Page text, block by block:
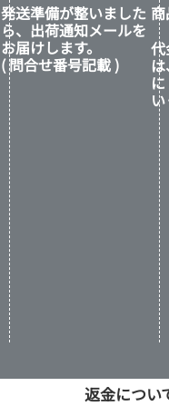
発送準備が整いました
ら、出荷通知メールを
お届けします。
( 問合せ番号記載 )
商
返金につい